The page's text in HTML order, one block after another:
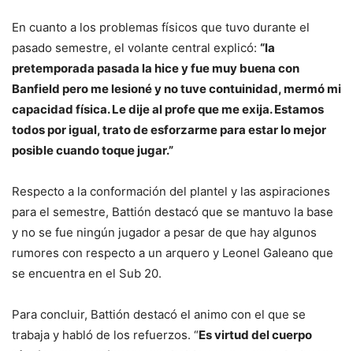
En cuanto a los problemas físicos que tuvo durante el
pasado semestre, el volante central explicó: “la
pretemporada pasada la hice y fue muy buena con
Banfield pero me lesioné y no tuve contuinidad, mermó mi
capacidad física. Le dije al profe que me exija. Estamos
todos por igual, trato de esforzarme para estar lo mejor
posible cuando toque jugar.”
Respecto a la conformación del plantel y las aspiraciones
para el semestre, Battión destacó que se mantuvo la base
y no se fue ningún jugador a pesar de que hay algunos
rumores con respecto a un arquero y Leonel Galeano que
se encuentra en el Sub 20.
Para concluir, Battión destacó el animo con el que se
trabaja y habló de los refuerzos. “Es virtud del cuerpo